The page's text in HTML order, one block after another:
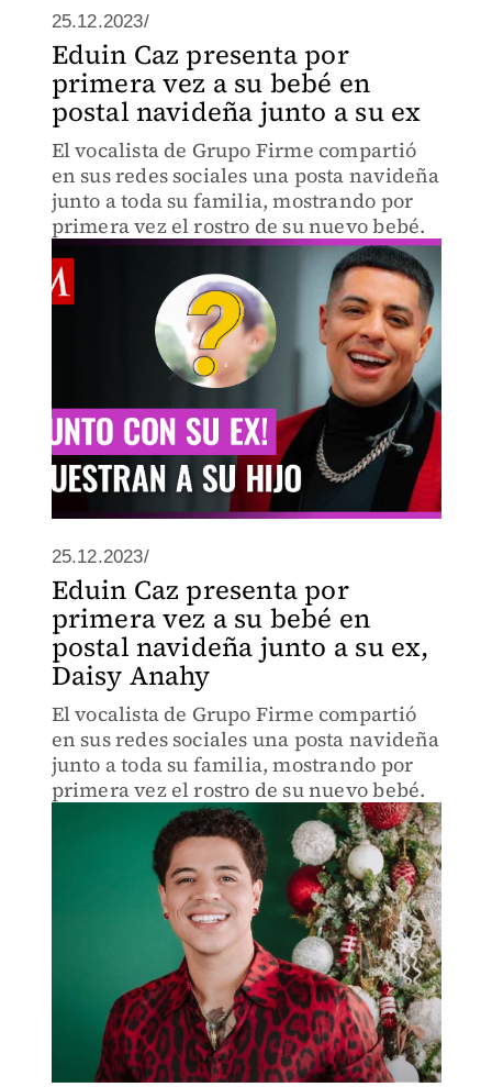
25.12.2023/
Eduin Caz presenta por
primera vez a su bebé en
postal navideña junto a su ex
El vocalista de Grupo Firme compartió
en sus redes sociales una posta navideña
junto a toda su familia, mostrando por
primera vez el rostro de su nuevo bebé.
25.12.2023/
Eduin Caz presenta por
primera vez a su bebé en
postal navideña junto a su ex,
Daisy Anahy
El vocalista de Grupo Firme compartió
en sus redes sociales una posta navideña
junto a toda su familia, mostrando por
primera vez el rostro de su nuevo bebé.